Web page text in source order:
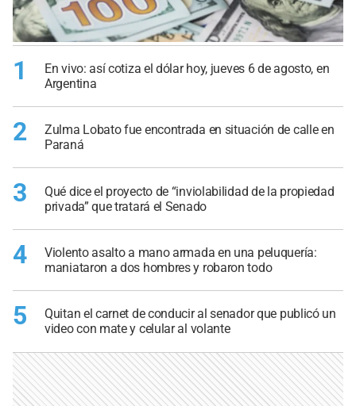
1
En vivo: así cotiza el dólar hoy, jueves 6 de agosto, en
Argentina
2
Zulma Lobato fue encontrada en situación de calle en
Paraná
3
Qué dice el proyecto de “inviolabilidad de la propiedad
privada” que tratará el Senado
4
Violento asalto a mano armada en una peluquería:
maniataron a dos hombres y robaron todo
5
Quitan el carnet de conducir al senador que publicó un
video con mate y celular al volante